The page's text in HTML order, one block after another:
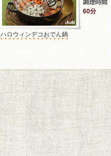
60分
ハロウィンデコおでん鍋